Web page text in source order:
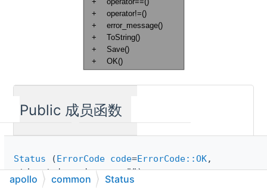
Public 成员函数
Status (ErrorCode code=ErrorCode::OK,
std::string_view msg="")
apollo common Status